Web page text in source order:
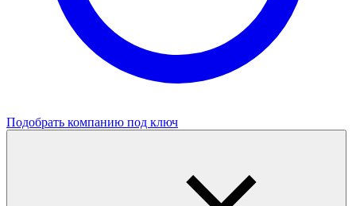
Подобрать компанию под ключ